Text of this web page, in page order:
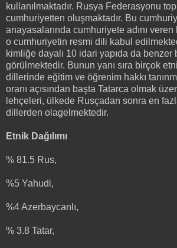
kullanılmaktadır. Rusya Federasyonu
cumhuriyetten oluşmaktadır. Bu
anayasalarında cumhuriyete adını
o cumhuriyetin resmi dili kabul
kimliğe dayalı 10 idari yapıda da benzer
görülmektedir. Bunun yanı sıra birçok
dillerinde eğitim ve öğrenim hakkı
oranı açısından başta Tatarca olmak
lehçeleri, ülkede Rusçadan sonra en
dillerden olagelmektedir.
Etnik Dağılımı
% 81.5 Rus,
%5 Yahudi,
%4 Azerbaycanlı,
% 3.8 Tatar,